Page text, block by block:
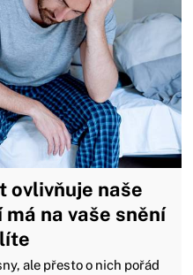
ovlivňuje naše
na vaše snění
ale přesto o nich pořád